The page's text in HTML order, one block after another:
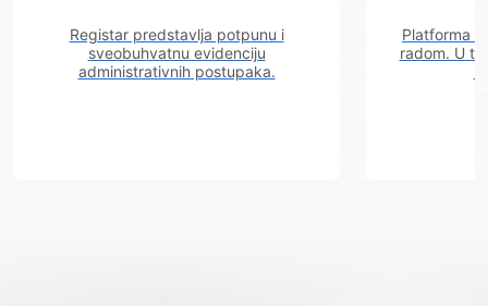
Registar predstavlja potpunu i
sveobuhvatnu evidenciju
administrativnih postupaka.
Platforma
radom. U